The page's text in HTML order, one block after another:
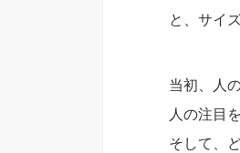
と、サイ
当初、人
人の注目
そして、